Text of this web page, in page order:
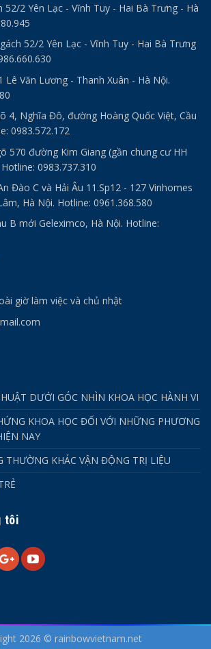
52/2 Yên Lạc - Vĩnh Tuy - Hai Bà Trưng - Hà
52/2 Yên Lạc - Vĩnh Tuy - Hai Bà Trưng
Lê Văn Lương - Thanh Xuân - Hà Nội.
4, Nghĩa Đô, đường Hoàng Quốc Việt, Cầu
0983.572.172
570 đường Kim Giang (gần chung cư HH
0983.737.310
Đào C và Hải Âu 11.Sp12 - 127 Vinhomes
Hà Nội. Hotline: 0961.368.580
B mới Geleximco, Hà Nội. Hotline:
giờ làm việc và chủ nhật
DƯỚI GÓC NHÌN KHOA HỌC HÀNH VI
KHOA HỌC ĐỐI VỚI NHỮNG PHƯƠNG
NAY
THƯỜNG KHÁC VẬN ĐỘNG TRỊ LIỆU
tôi
2026 © rainbowvietnam.net